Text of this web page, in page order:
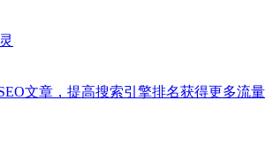
文章，提高搜索引擎排名获得更多流量